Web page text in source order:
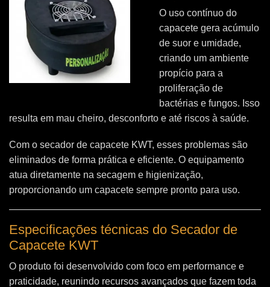
O uso contínuo do
capacete gera acúmulo
de suor e umidade,
criando um ambiente
propício para a
proliferação de
bactérias e fungos. Isso
resulta em mau cheiro, desconforto e até riscos à saúde.
Com o secador de capacete KWT, esses problemas são
eliminados de forma prática e eficiente. O equipamento
atua diretamente na secagem e higienização,
proporcionando um capacete sempre pronto para uso.
Especificações técnicas do Secador de
Capacete KWT
O produto foi desenvolvido com foco em performance e
praticidade, reunindo recursos avançados que fazem toda